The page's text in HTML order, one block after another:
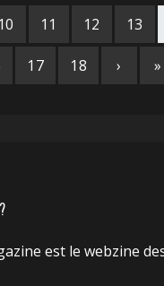
10 11 12 13
17 18 › »
est le webzine